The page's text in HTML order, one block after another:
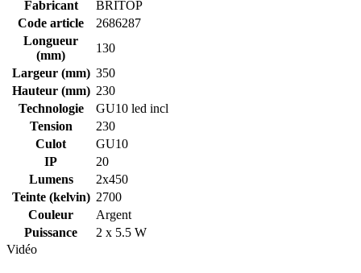
Fabricant
BRITOP
Code article
2686287
Longueur
(mm)
130
Largeur (mm) 350
Hauteur (mm) 230
Technologie
GU10 led incl
Tension
230
Culot
GU10
IP
20
Lumens
2x450
Teinte (kelvin) 2700
Couleur
Argent
Puissance
2 x 5.5 W
Vidéo